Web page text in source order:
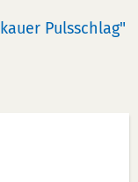
Pulsschlag"